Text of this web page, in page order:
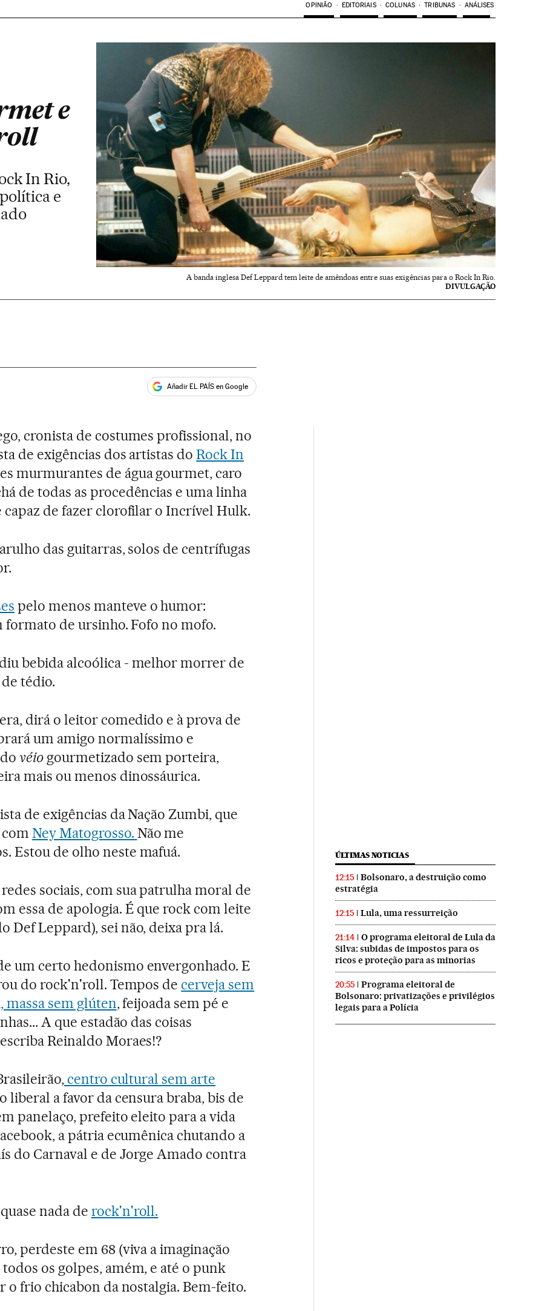
OPINIÃO EDITORIAIS COLUNAS TRIBUNAS ANÁLISES
e
In Rio,
e
A banda inglesa Def Leppard tem leite de amêndoas entre suas exigências para o Rock In Rio.
DIVULGAÇÃO
Añadir EL PAÍS en Google
cronista de costumes profissional, no
de exigências dos artistas doRock In
murmurantes de água gourmet, caro
de todas as procedências e uma linha
capaz de fazer clorofilar o Incrível Hulk.
das guitarras, solos de centrífugas
pelo menos manteve o humor:
formato de ursinho. Fofo no mofo.
bebida alcoólica - melhor morrer de
tédio.
dirá o leitor comedido e à prova de
um amigo normalíssimo e
véiogourmetizado sem porteira,
mais ou menos dinossáurica.
de exigências da Nação Zumbi, que
Ney Matogrosso. Não me
Estou de olho neste mafuá.
sociais, com sua patrulha moral de
essa de apologia. É que rock com leite
Def Leppard), sei não, deixa pra lá.
um certo hedonismo envergonhado. E
do rock'n'roll. Tempos de cerveja sem
massa sem glúten, feijoada sem pé e
A que estadão das coisas
Reinaldo Moraes!?
centro cultural sem arte
liberal a favor da censura braba, bis de
panelaço, prefeito eleito para a vida
a pátria ecumênica chutando a
do Carnaval e de Jorge Amado contra
nada de rock'n'roll.
perdeste em 68 (viva a imaginação
os golpes, amém, e até o punk
o frio chicabon da nostalgia. Bem-feito.
ÚLTIMAS NOTICIAS
12:15
Bolsonaro, a destruição como
estratégia
12:15 Lula, uma ressurreição
21:14
O programa eleitoral de Lula da
Silva: subidas de impostos para os
ricos e proteção para as minorias
20:55
Programa eleitoral de
Bolsonaro: privatizações e privilégios
legais para a Polícia